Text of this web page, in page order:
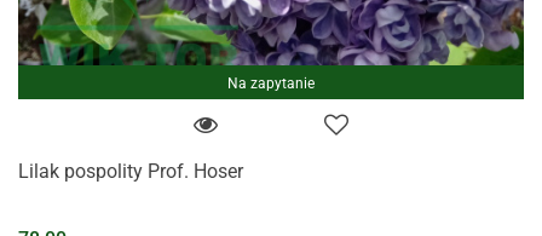
Na zapytanie
Lilak pospolity Prof. Hoser